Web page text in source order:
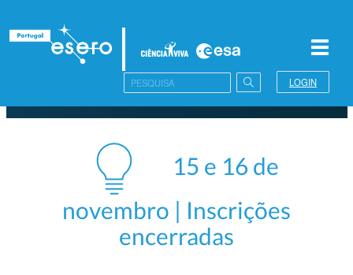
LOGIN
15 e 16 de
novembro | Inscrições
encerradas